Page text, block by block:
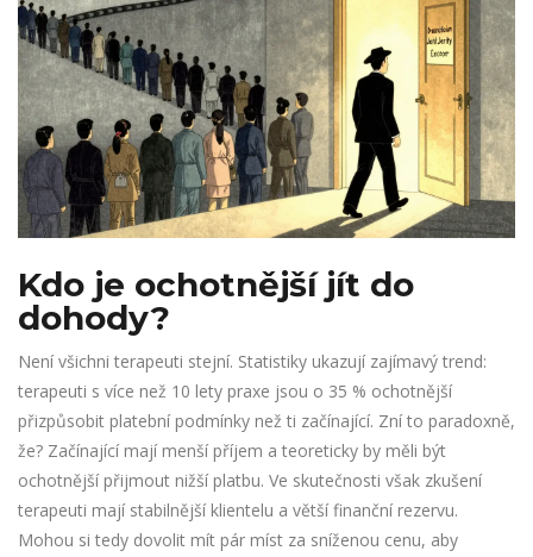
Kdo je ochotnější jít do
dohody?
Není všichni terapeuti stejní. Statistiky ukazují zajímavý trend:
terapeuti s více než 10 lety praxe jsou o 35 % ochotnější
přizpůsobit platební podmínky než ti začínající. Zní to paradoxně,
že? Začínající mají menší příjem a teoreticky by měli být
ochotnější přijmout nižší platbu. Ve skutečnosti však zkušení
terapeuti mají stabilnější klientelu a větší finanční rezervu.
Mohou si tedy dovolit mít pár míst za sníženou cenu, aby